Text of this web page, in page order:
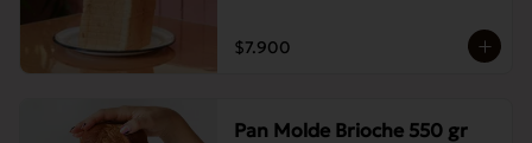
$7.900
Pan Molde Brioche 550 gr